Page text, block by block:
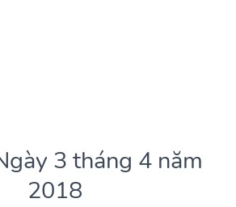
3 tháng 4 năm
2018